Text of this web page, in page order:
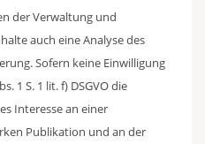
der Verwaltung und
auch eine Analyse des
Sofern keine Einwilligung
1 S. 1 lit. f) DSGVO die
Interesse an einer
Publikation und an der